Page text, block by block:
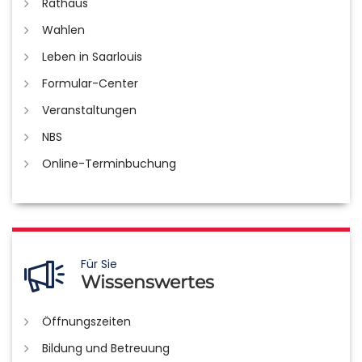
Rathaus
Wahlen
Leben in Saarlouis
Formular-Center
Veranstaltungen
NBS
Online-Terminbuchung
Für Sie
Wissenswertes
Öffnungszeiten
Bildung und Betreuung